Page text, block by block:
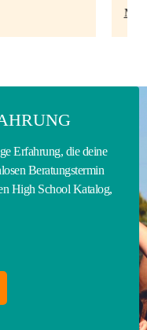
Erfahrung, die deine
Beratungstermin
High School Katalog,